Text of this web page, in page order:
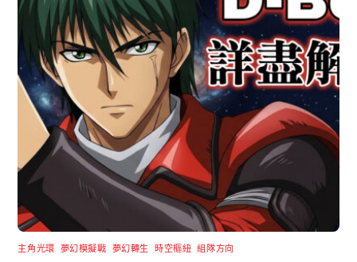
主角光環 夢幻模擬戰 夢幻轉生 ,時空樞紐 ,組隊方向